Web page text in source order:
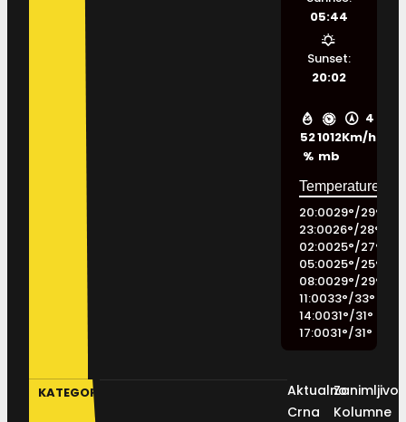
52
%
1012
mb
4
Km/h
05:44
Sunset:
20:02
20:0029°/29°
23:0026°/28°
02:0025°/27°
05:0025°/25°
08:0029°/29°
11:0033°/33°
14:0031°/31°
17:0031°/31°
KATEGORIJE
Aktualno
Crna
Kolumne